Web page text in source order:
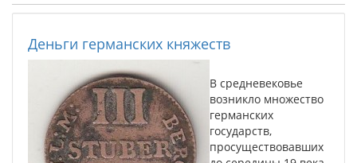
Деньги германских княжеств
В средневековье
возникло множество
германских
государств,
просуществовавших